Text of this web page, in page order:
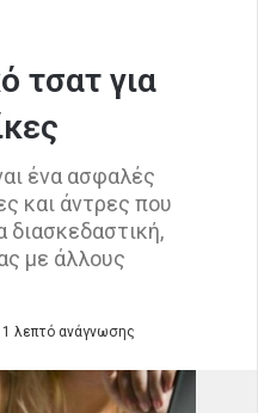
τσατ για
ένα ασφαλές
και άντρες που
διασκεδαστική,
με άλλους
1 λεπτό ανάγνωσης